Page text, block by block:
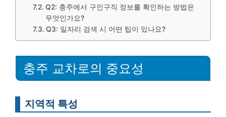
Q2: 충주에서 구인구직 정보를 확인하는 방법은
무엇인가요?
Q3: 일자리 검색 시 어떤 팁이 있나요?
충주 교차로의 중요성
지역적 특성